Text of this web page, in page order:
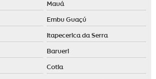
Mauá
Embu Guaçú
Itapecerica da Serra
Barueri
Cotia